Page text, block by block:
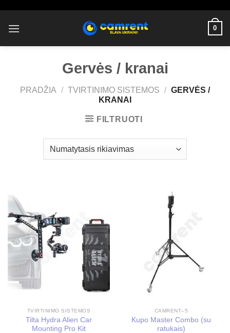
content
0
Gervės / kranai
PRADŽIA / TVIRTINIMO SISTEMOS / GERVĖS /
KRANAI
FILTRUOTI
TVIRTINIMO SISTEMOS
Tilta Hydra Alien Car
Mounting Pro Kit
CAMRENT–5
Kupo Master Combo (su
ratukais)